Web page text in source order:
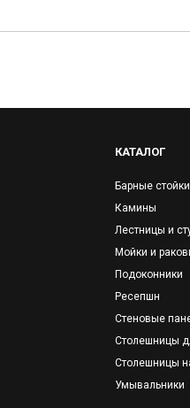
КАТАЛОГ
Барные стойки
Камины
Лестницы и
Мойки и
Подоконники
Ресепшн
Стеновые
Столешницы
Столешницы
Умывальники